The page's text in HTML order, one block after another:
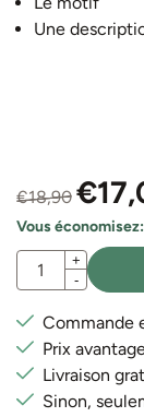
Une
€18,90 €
Vous économisez:
Quantité
+
-
Commande
Prix
Livraison
Sinon,